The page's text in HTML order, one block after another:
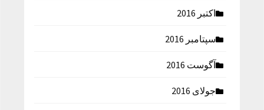
اکتبر 2016
سپتامبر 2016
آگوست 2016
جولای 2016